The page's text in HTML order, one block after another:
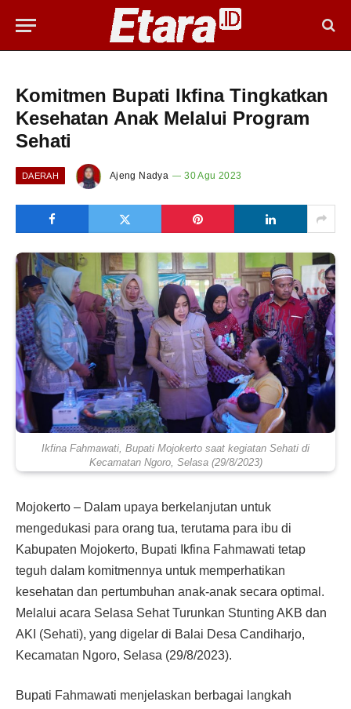
Komitmen Bupati Ikfina Tingkatkan
Kesehatan Anak Melalui Program
Sehati
DAERAH Ajeng Nadya 30 Agu 2023
Ikfina Fahmawati, Bupati Mojokerto saat kegiatan Sehati di
Kecamatan Ngoro, Selasa (29/8/2023)
Mojokerto – Dalam upaya berkelanjutan untuk
mengedukasi para orang tua, terutama para ibu di
Kabupaten Mojokerto, Bupati Ikfina Fahmawati tetap
teguh dalam komitmennya untuk memperhatikan
kesehatan dan pertumbuhan anak-anak secara optimal.
Melalui acara Selasa Sehat Turunkan Stunting AKB dan
AKI (Sehati), yang digelar di Balai Desa Candiharjo,
Kecamatan Ngoro, Selasa (29/8/2023).
Bupati Fahmawati menjelaskan berbagai langkah